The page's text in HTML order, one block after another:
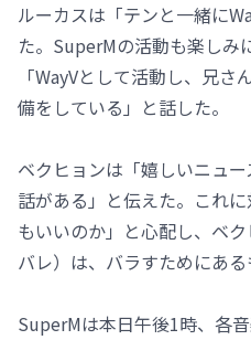
ルーカスは「テンと一緒に
た。SuperMの活動も楽しみ
「WayVとして活動し、兄
備をしている」と話した。
ベクヒョンは「嬉しいニュ
話がある」と伝えた。これ
もいいのか」と心配し、ベ
バレ）は、バラすためにある
SuperMは本日午後1時、各